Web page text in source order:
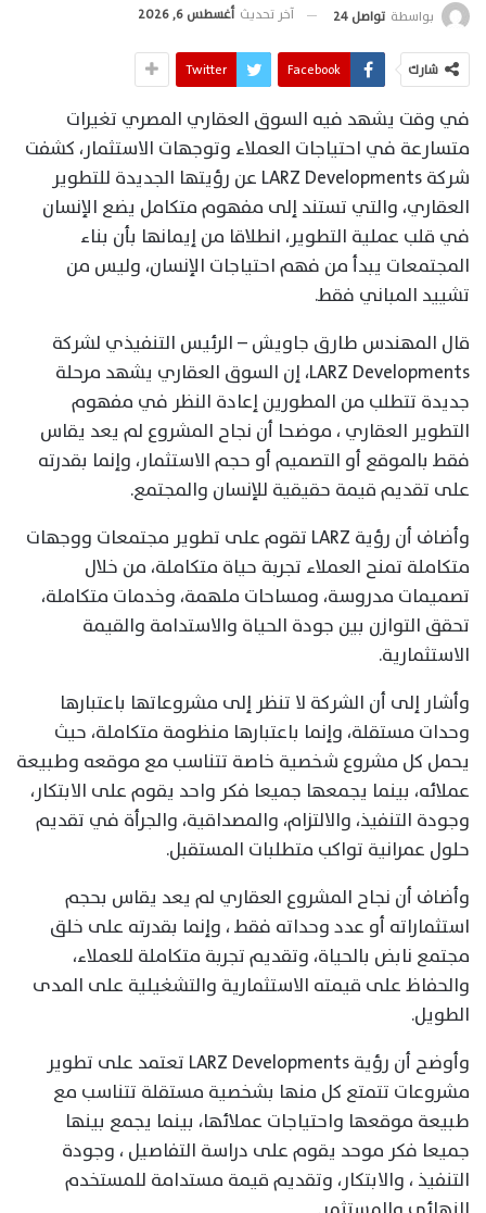
بواسطة تواصل 24 آخر تحديث أغسطس 6, 2026
شارك Facebook
Twitter
في وقت يشهد فيه السوق العقاري المصري تغيرات
متسارعة في احتياجات العملاء وتوجهات الاستثمار، كشفت
شركة LARZ Developments عن رؤيتها الجديدة للتطوير
العقاري، والتي تستند إلى مفهوم متكامل يضع الإنسان
في قلب عملية التطوير، انطلاقا من إيمانها بأن بناء
المجتمعات يبدأ من فهم احتياجات الإنسان، وليس من
تشييد المباني فقط.
قال المهندس طارق جاويش – الرئيس التنفيذي لشركة
LARZ Developments، إن السوق العقاري يشهد مرحلة
جديدة تتطلب من المطورين إعادة النظر في مفهوم
التطوير العقاري ، موضحا أن نجاح المشروع لم يعد يقاس
فقط بالموقع أو التصميم أو حجم الاستثمار، وإنما بقدرته
على تقديم قيمة حقيقية للإنسان والمجتمع.
وأضاف أن رؤية LARZ تقوم على تطوير مجتمعات ووجهات
متكاملة تمنح العملاء تجربة حياة متكاملة، من خلال
تصميمات مدروسة، ومساحات ملهمة، وخدمات متكاملة،
تحقق التوازن بين جودة الحياة والاستدامة والقيمة
الاستثمارية.
وأشار إلى أن الشركة لا تنظر إلى مشروعاتها باعتبارها
وحدات مستقلة، وإنما باعتبارها منظومة متكاملة، حيث
يحمل كل مشروع شخصية خاصة تتناسب مع موقعه وطبيعة
عملائه، بينما يجمعها جميعا فكر واحد يقوم على الابتكار،
وجودة التنفيذ، والالتزام، والمصداقية، والجرأة في تقديم
حلول عمرانية تواكب متطلبات المستقبل.
وأضاف أن نجاح المشروع العقاري لم يعد يقاس بحجم
استثماراته أو عدد وحداته فقط ، وإنما بقدرته على خلق
مجتمع نابض بالحياة، وتقديم تجربة متكاملة للعملاء،
والحفاظ على قيمته الاستثمارية والتشغيلية على المدى
الطويل.
وأوضح أن رؤية LARZ Developments تعتمد على تطوير
مشروعات تتمتع كل منها بشخصية مستقلة تتناسب مع
طبيعة موقعها واحتياجات عملائها، بينما يجمع بينها
جميعا فكر موحد يقوم على دراسة التفاصيل ، وجودة
التنفيذ ، والابتكار، وتقديم قيمة مستدامة للمستخدم